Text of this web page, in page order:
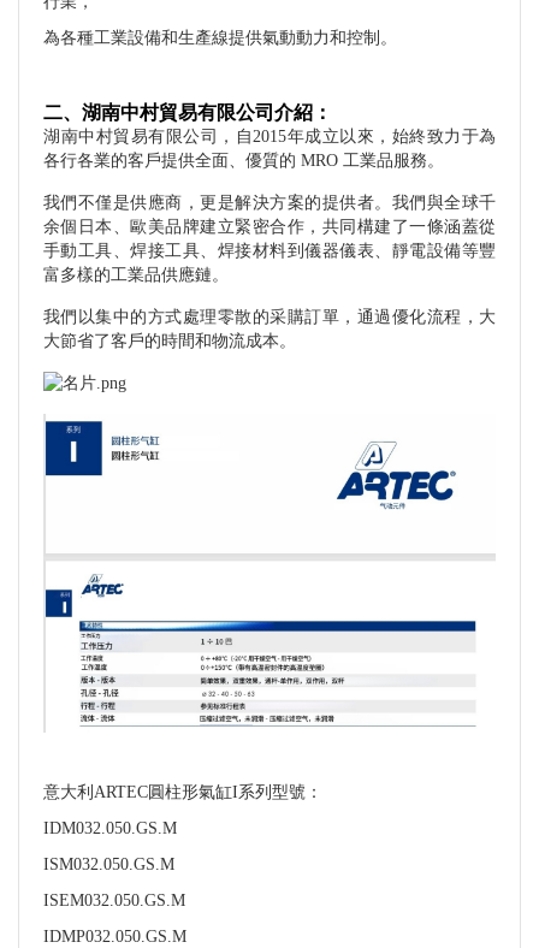
為各種工業設備和生產線提供氣動動力和控制。
二、湖南中村貿易有限公司介紹：
湖南中村貿易有限公司，自2015年成立以來，始終致力于為
各行各業的客戶提供全面、優質的 MRO 工業品服務。
我們不僅是供應商，更是解決方案的提供者。我們與全球千
余個日本、歐美品牌建立緊密合作，共同構建了一條涵蓋從
手動工具、焊接工具、焊接材料到儀器儀表、靜電設備等豐
富多樣的工業品供應鏈。
我們以集中的方式處理零散的采購訂單，通過優化流程，大
大節省了客戶的時間和物流成本。
意大利ARTEC圓柱形氣缸I系列型號：
IDM032.050.GS.M
ISM032.050.GS.M
ISEM032.050.GS.M
IDMP032.050.GS.M